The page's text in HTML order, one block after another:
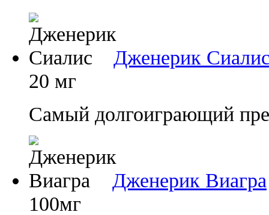
Дженерик
20 мг
Самый долгоиграющий
Дженерик Виагра
100мг